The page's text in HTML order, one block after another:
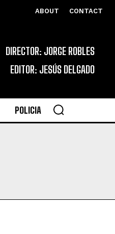
ABOUT CONTACT
DIRECTOR: JORGE ROBLES
EDITOR: JESÚS DELGADO
POLICIA